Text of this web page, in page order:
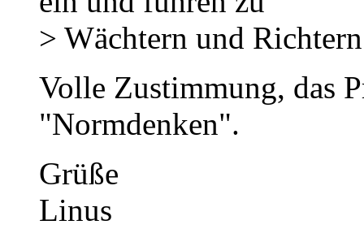
> Wächtern und
Volle Zustimmung, das
"Normdenken".
Grüße
Linus